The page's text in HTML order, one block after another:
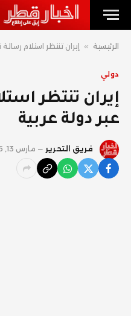
الرئيسية » إيران تنتظر استلام
دولي
إيران تنتظر
عبر دولة عربية
فريق التحرير مارس 13, 2025